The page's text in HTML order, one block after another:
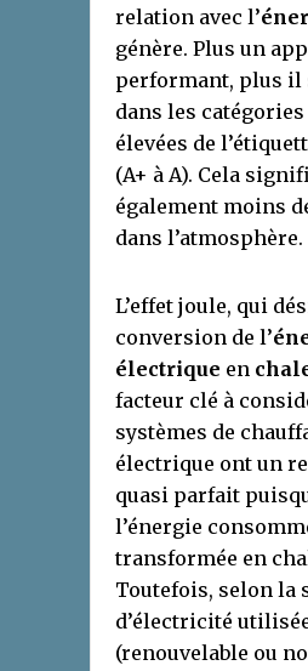
relation avec l’
génère. Plus un
performant, plus il
dans les
élevées de
(A+ à A). Cela
également moins
dans l’atmosphère.
L’effet joule, qui
conversion de l’
électrique en
facteur clé à
systèmes de
électrique ont un
quasi parfait
l’énergie
transformée en
Toutefois, selon la
d’électricité
(renouvelable ou